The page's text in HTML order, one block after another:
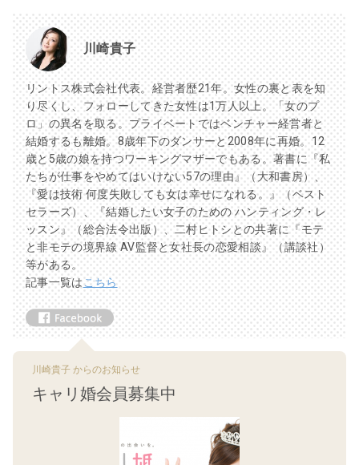
川崎貴子
リントス株式会社代表。経営者歴21年。女性の裏と表を知
り尽くし、フォローしてきた女性は1万人以上。「女のプ
ロ」の異名を取る。プライベートではベンチャー経営者と
結婚するも離婚。8歳年下のダンサーと2008年に再婚。12
歳と5歳の娘を持つワーキングマザーでもある。著書に『私
たちが仕事をやめてはいけない57の理由』（大和書房）、
『愛は技術 何度失敗しても女は幸せになれる。』（ベスト
セラーズ）、『結婚したい女子のための ハンティング・レ
ッスン』（総合法令出版）、二村ヒトシとの共著に『モテ
と非モテの境界線 AV監督と女社長の恋愛相談』（講談社）
等がある。
記事一覧はこちら
川崎貴子 からのお知らせ
キャリ婚会員募集中